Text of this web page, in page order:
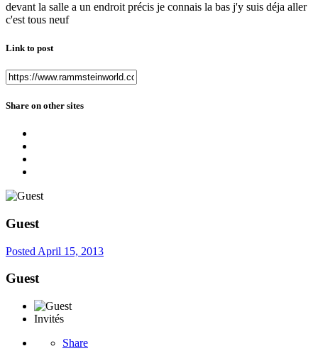
devant la salle a un endroit précis je connais la bas j'y suis déja aller
c'est tous neuf
Link to post
Share on other sites
Guest
Posted April 15, 2013
Guest
Invités
Share